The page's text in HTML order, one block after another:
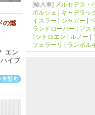
の燃
エン
イブ
[輸入車] メルセデス・
ポルシェ
キャデラッ
イスラー
ジャガー
ランドローバー
アス
シトロエン ルノー
フェラーリ
ランボル